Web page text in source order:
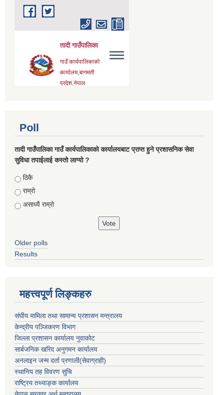
Poll
तादी गाउँपालिका गाउँ कार्यपालिकाको कार्यालयबाट प्राप्त हुने प्रशासनिक सेवा
सुविधा तपाईलाई कस्तो लाग्यो ?
Choices
ठिकै
राम्रो
असाध्यै राम्रो
Older polls
Results
महत्त्वपूर्ण लिङ्कहरु
संघीय मामिला तथा सामान्य प्रशासन मन्त्रालय
केन्द्रीय पञ्जिकरण विभाग
जिल्ला प्रशासन कार्यालय नुवाकोट
सार्बजनिक खरिद अनुगमन कार्यालय
अनलाइन जन्म दर्ता प्रणाली(सेवाग्राही)
स्थानिय तह विवरण सुचि
राष्ट्रिय तथ्याङ्क कार्यालय